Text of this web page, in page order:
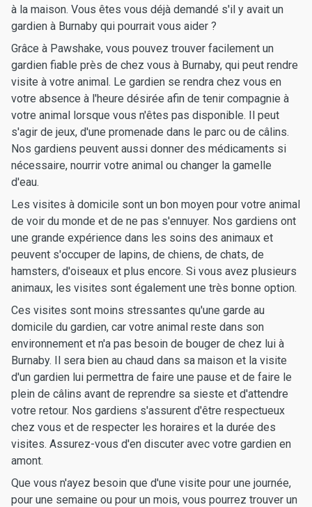
à la maison. Vous êtes vous déjà demandé s'il y avait un
gardien à Burnaby qui pourrait vous aider ?
Grâce à Pawshake, vous pouvez trouver facilement un
gardien fiable près de chez vous à Burnaby, qui peut rendre
visite à votre animal. Le gardien se rendra chez vous en
votre absence à l'heure désirée afin de tenir compagnie à
votre animal lorsque vous n'êtes pas disponible. Il peut
s'agir de jeux, d'une promenade dans le parc ou de câlins.
Nos gardiens peuvent aussi donner des médicaments si
nécessaire, nourrir votre animal ou changer la gamelle
d'eau.
Les visites à domicile sont un bon moyen pour votre animal
de voir du monde et de ne pas s'ennuyer. Nos gardiens ont
une grande expérience dans les soins des animaux et
peuvent s'occuper de lapins, de chiens, de chats, de
hamsters, d'oiseaux et plus encore. Si vous avez plusieurs
animaux, les visites sont également une très bonne option.
Ces visites sont moins stressantes qu'une garde au
domicile du gardien, car votre animal reste dans son
environnement et n'a pas besoin de bouger de chez lui à
Burnaby. Il sera bien au chaud dans sa maison et la visite
d'un gardien lui permettra de faire une pause et de faire le
plein de câlins avant de reprendre sa sieste et d'attendre
votre retour. Nos gardiens s'assurent d'être respectueux
chez vous et de respecter les horaires et la durée des
visites. Assurez-vous d'en discuter avec votre gardien en
amont.
Que vous n'ayez besoin que d'une visite pour une journée,
pour une semaine ou pour un mois, vous pourrez trouver un